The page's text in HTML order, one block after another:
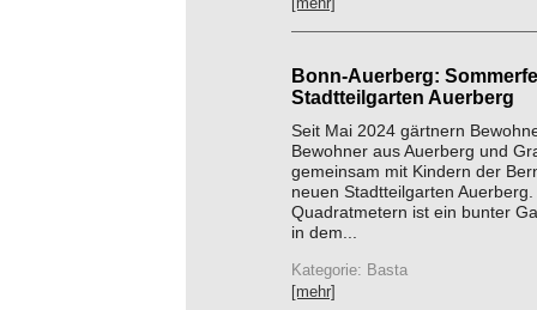
Bonn-Auerberg:
Stadtteilgarten Auerberg
Seit Mai 2024 gärtnern
Bewohner aus Auerberg und
gemeinsam mit Kindern der
neuen Stadtteilgarten
Quadratmetern ist ein bunter
in dem...
Kategorie: Basta
[mehr]